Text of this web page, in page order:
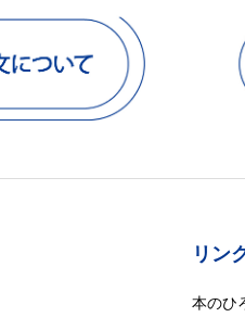
リン
本のひ